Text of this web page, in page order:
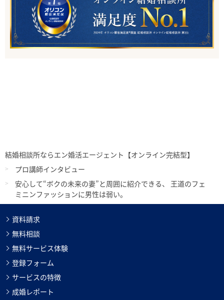
結婚相談所ならエン婚活エージェント【オンライン完結型】
プロ講師インタビュー
安心して“ボクの未来の妻”と周囲に紹介できる、 王道のフェ
ミニンファッションに男性は弱い。
資料請求
無料相談
無料サービス体験
登録フォーム
サービスの特徴
成婚レポート